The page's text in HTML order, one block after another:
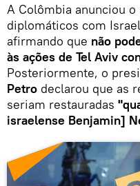
A Colômbia anunciou
diplomáticos com
afirmando que não
às ações de Tel Aviv
Posteriormente, o
Petro declarou que as
seriam restauradas
israelense Benjamin]